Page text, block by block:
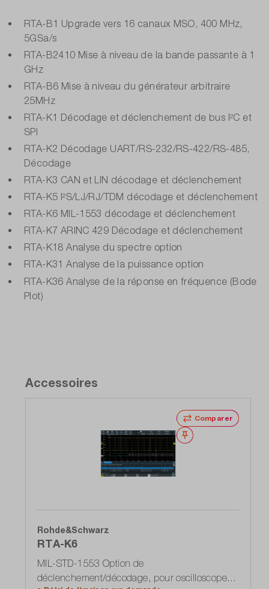
RTA-B1 Upgrade vers 16 canaux MSO, 400 MHz,
5GSa/s
RTA-B2410 Mise à niveau de la bande passante à 1
GHz
RTA-B6 Mise à niveau du générateur arbitraire
25MHz
RTA-K1 Décodage et déclenchement de bus I²C et
SPI
RTA-K2 Décodage UART/RS-232/RS-422/RS-485,
Décodage
RTA-K3 CAN et LIN décodage et déclenchement
RTA-K5 I²S/LJ/RJ/TDM décodage et déclenchement
RTA-K6 MIL-1553 décodage et déclenchement
RTA-K7 ARINC 429 Décodage et déclenchement
RTA-K18 Analyse du spectre option
RTA-K31 Analyse de la puissance option
RTA-K36 Analyse de la réponse en fréquence (Bode
Plot)
Accessoires
Comparer
Noter
Rohde&Schwarz
RTA-K6
MIL-STD-1553 Option de
déclenchement/décodage, pour oscilloscopes